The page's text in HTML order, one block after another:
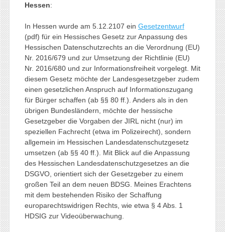
Hessen:
In Hessen wurde am 5.12.2107 ein Gesetzentwurf
(pdf) für ein Hessisches Gesetz zur Anpassung des
Hessischen Datenschutzrechts an die Verordnung (EU)
Nr. 2016/679 und zur Umsetzung der Richtlinie (EU)
Nr. 2016/680 und zur Informationsfreiheit vorgelegt. Mit
diesem Gesetz möchte der Landesgesetzgeber zudem
einen gesetzlichen Anspruch auf Informationszugang
für Bürger schaffen (ab §§ 80 ff.). Anders als in den
übrigen Bundesländern, möchte der hessische
Gesetzgeber die Vorgaben der JIRL nicht (nur) im
speziellen Fachrecht (etwa im Polizeirecht), sondern
allgemein im Hessischen Landesdatenschutzgesetz
umsetzen (ab §§ 40 ff.). Mit Blick auf die Anpassung
des Hessischen Landesdatenschutzgesetzes an die
DSGVO, orientiert sich der Gesetzgeber zu einem
großen Teil an dem neuen BDSG. Meines Erachtens
mit dem bestehenden Risiko der Schaffung
europarechtswidrigen Rechts, wie etwa § 4 Abs. 1
HDSIG zur Videoüberwachung.